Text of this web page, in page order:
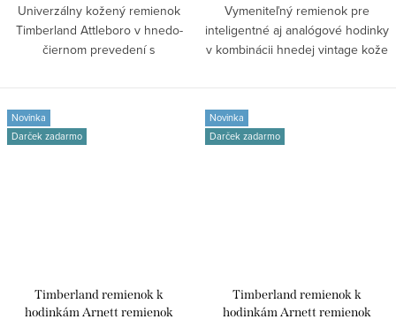
Univerzálny kožený remienok
Timberland Attleboro v hnedo-
čiernom prevedení s
Vymeniteľný remienok pre
inteligentné aj analógové hodinky
v kombinácii hnedej vintage kože
Novinka
Darček zadarmo
Timberland remienok k
hodinkám Arnett remienok
Novinka
Darček zadarmo
Timberland remienok k
hodinkám Arnett remienok